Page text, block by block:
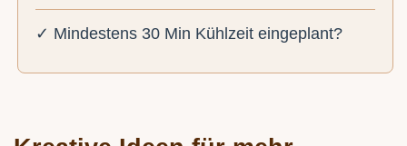
✓ Mindestens 30 Min Kühlzeit eingeplant?